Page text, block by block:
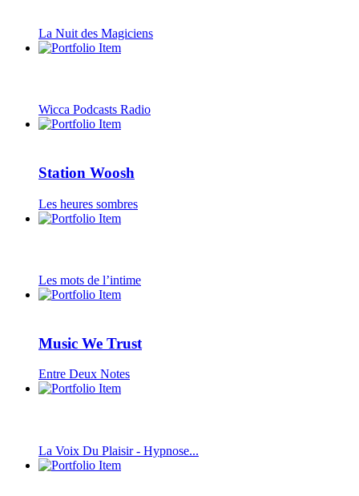
La Nuit des Magiciens
Wicca Podcasts Radio
Station Woosh
Les heures sombres
Les mots de l’intime
Music We Trust
Entre Deux Notes
La Voix Du Plaisir - Hypnose...